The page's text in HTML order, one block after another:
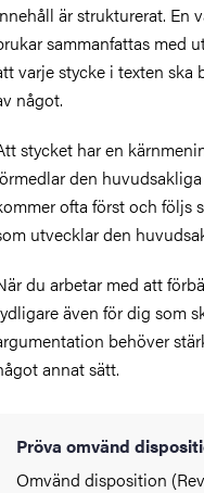
är strukturerat. En
sammanfattas med
varje stycke i texten ska
något.
stycket har en
den
ofta först och följs
utvecklar den
du arbetar med att
även för dig som
behöver
annat sätt.
Pröva omvänd
Omvänd disposition